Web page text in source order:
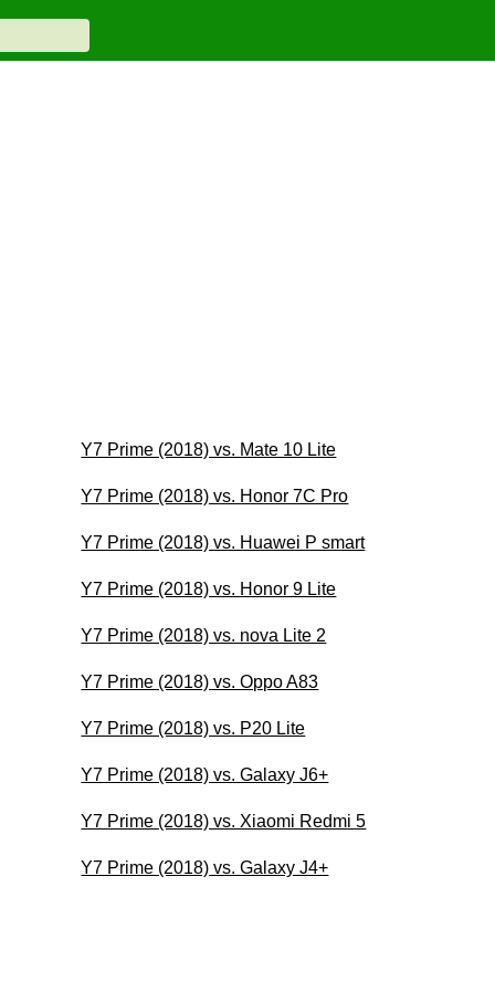
Y7 Prime (2018) vs. Mate 10 Lite
Y7 Prime (2018) vs. Honor 7C Pro
Y7 Prime (2018) vs. Huawei P smart
Y7 Prime (2018) vs. Honor 9 Lite
Y7 Prime (2018) vs. nova Lite 2
Y7 Prime (2018) vs. Oppo A83
Y7 Prime (2018) vs. P20 Lite
Y7 Prime (2018) vs. Galaxy J6+
Y7 Prime (2018) vs. Xiaomi Redmi 5
Y7 Prime (2018) vs. Galaxy J4+